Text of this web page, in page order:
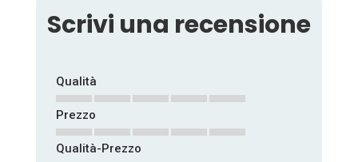
Scrivi una recensione
Qualità
1
star
2
stars
3
stars
4
stars
5
stars
Prezzo
1
2
3
4
5
Qualità-Prezzo